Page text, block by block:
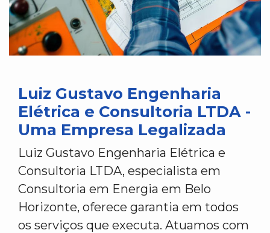
Luiz Gustavo Engenharia
Elétrica e Consultoria LTDA -
Uma Empresa Legalizada
Luiz Gustavo Engenharia Elétrica e
Consultoria LTDA, especialista em
Consultoria em Energia em Belo
Horizonte, oferece garantia em todos
os serviços que executa. Atuamos com